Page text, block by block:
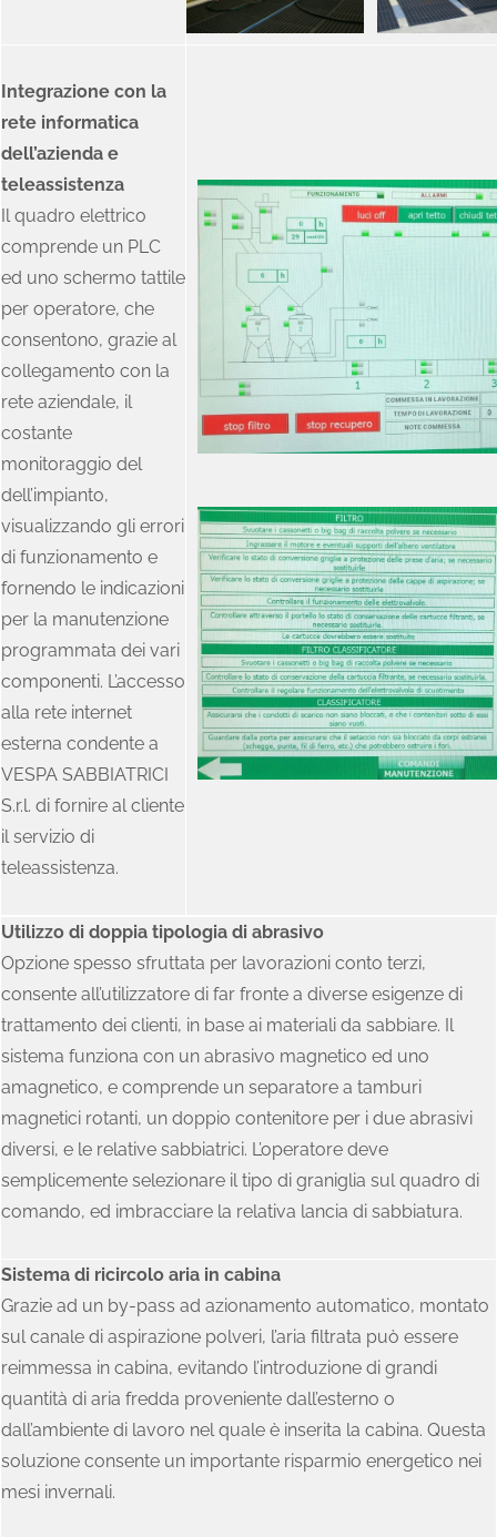
Integrazione con la
rete informatica
dell’azienda e
teleassistenza
Il quadro elettrico
comprende un PLC
ed uno schermo tattile
per operatore, che
consentono, grazie al
collegamento con la
rete aziendale, il
costante
monitoraggio del
dell’impianto,
visualizzando gli errori
di funzionamento e
fornendo le indicazioni
per la manutenzione
programmata dei vari
componenti. L’accesso
alla rete internet
esterna condente a
VESPA SABBIATRICI
S.r.l. di fornire al cliente
il servizio di
teleassistenza.
Utilizzo di doppia tipologia di abrasivo
Opzione spesso sfruttata per lavorazioni conto terzi,
consente all’utilizzatore di far fronte a diverse esigenze di
trattamento dei clienti, in base ai materiali da sabbiare. Il
sistema funziona con un abrasivo magnetico ed uno
amagnetico, e comprende un separatore a tamburi
magnetici rotanti, un doppio contenitore per i due abrasivi
diversi, e le relative sabbiatrici. L’operatore deve
semplicemente selezionare il tipo di graniglia sul quadro di
comando, ed imbracciare la relativa lancia di sabbiatura.
Sistema di ricircolo aria in cabina
Grazie ad un by-pass ad azionamento automatico, montato
sul canale di aspirazione polveri, l’aria filtrata può essere
reimmessa in cabina, evitando l’introduzione di grandi
quantità di aria fredda proveniente dall’esterno o
dall’ambiente di lavoro nel quale è inserita la cabina. Questa
soluzione consente un importante risparmio energetico nei
mesi invernali.